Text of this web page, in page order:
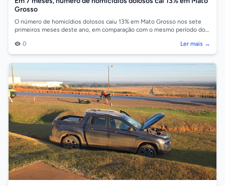
Grosso
O número de homicídios dolosos caiu 13% em Mato Grosso nos sete
primeiros meses deste ano, em comparação com o mesmo período do
0
Ler mais →